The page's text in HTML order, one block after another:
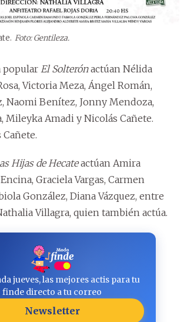
Foto: Gentileza.
popular El Solterónactúan Nélida
Victoria Meza, Ángel Román,
Naomi Benítez, Jonny Mendoza,
Mileyka Amadi y Nicolás Cañete.
Hijas de Hecateactúan Amira
Graciela Vargas, Carmen
González, Diana Vázquez, entre
Villagra, quien también actúa.
jueves, las mejores actis para tu
finde directo a tu correo
Newsletter